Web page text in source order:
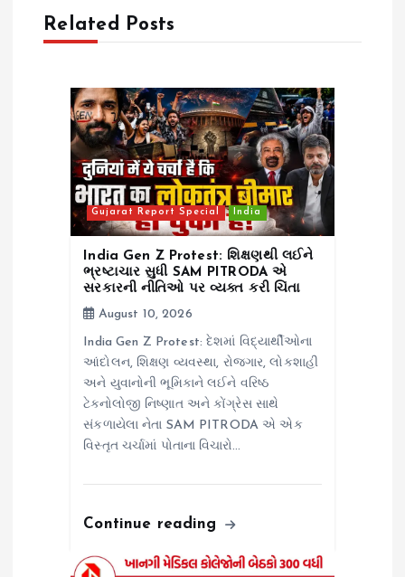
Related Posts
Gujarat Report Special India
India Gen Z Protest: શિક્ષણથી લઈને
ભ્રષ્ટાચાર સુધી SAM PITRODA એ
સરકારની નીતિઓ પર વ્યક્ત કરી ચિંતા
August 10, 2026
India Gen Z Protest: દેશમાં વિદ્યાર્થીઓના
આંદોલન, શિક્ષણ વ્યવસ્થા, રોજગાર, લોકશાહી
અને યુવાનોની ભૂમિકાને લઈને વરિષ્ઠ
ટેક્નોલોજી નિષ્ણાત અને કોંગ્રેસ સાથે
સંકળાયેલા નેતા SAM PITRODA એ એક
વિસ્તૃત ચર્ચામાં પોતાના વિચારો…
Continue reading